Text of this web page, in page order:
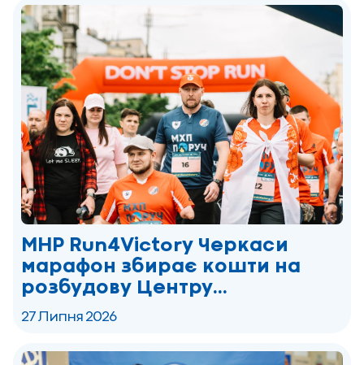
MHP Run4Victory Черкаси
марафон збирає кошти на
розбудову Центру
реабілітації ветеранів
27 Липня 2026